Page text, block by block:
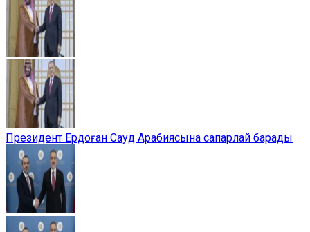
Президент Ердоған Сауд Арабиясына сапарлай барады